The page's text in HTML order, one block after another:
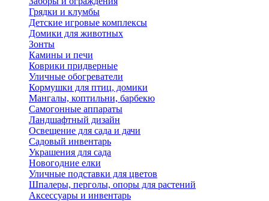
Грядки и клумбы
Детские игровые комплексы
Домики для животных
Зонты
Камины и печи
Коврики придверные
Уличные обогреватели
Кормушки для птиц, домики
Мангалы, коптильни, барбекю
Самогонные аппараты
Ландшафтный дизайн
Освещение для сада и дачи
Садовый инвентарь
Украшения для сада
Новогодние елки
Уличные подставки для цветов
Шпалеры, перголы, опоры для растений
Аксессуары и инвентарь